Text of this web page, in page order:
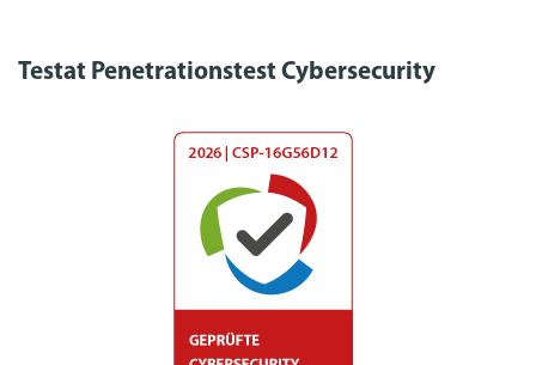
Testat Penetrationstest Cybersecurity